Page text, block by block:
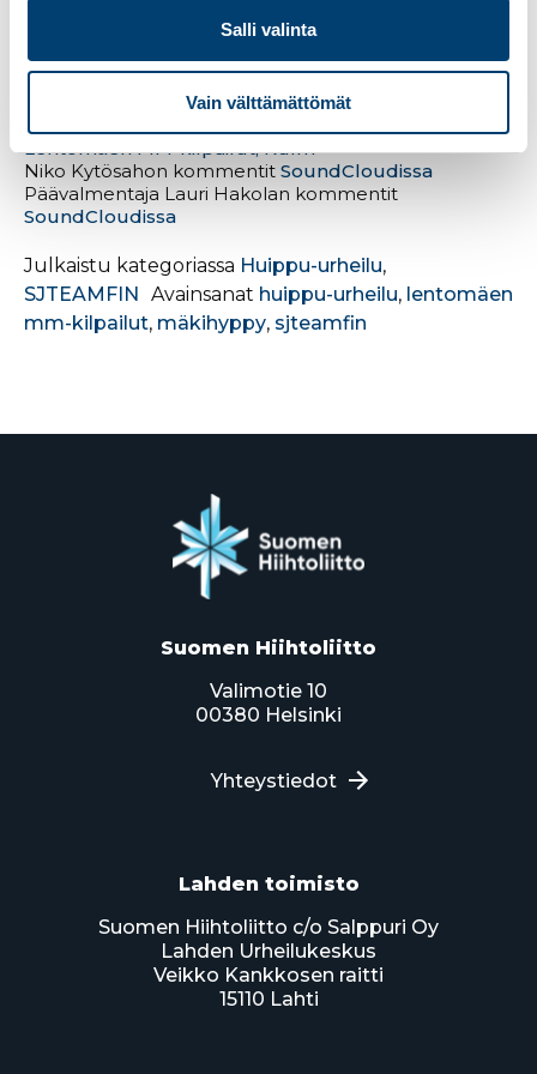
Salli valinta
Vain välttämättömät
38. ja
Lentomäen MM-kilpailut huipentuvat sunnuntaina
joukkuekilpailuun, joka alkaa klo 15 Suomen aikaa.
Tulokset
Lentomäen MM-kilpailut, Kulm
Niko Kytösahon kommentit SoundCloudissa
Päävalmentaja Lauri Hakolan kommentit
SoundCloudissa
Julkaistu kategoriassa Huippu-urheilu,
SJTEAMFIN Avainsanat huippu-urheilu, lentomäen
mm-kilpailut, mäkihyppy, sjteamfin
Suomen Hiihtoliitto
Valimotie 10
00380 Helsinki
Yhteystiedot
Lahden toimisto
Suomen Hiihtoliitto c/o Salppuri Oy
Lahden Urheilukeskus
Veikko Kankkosen raitti
15110 Lahti